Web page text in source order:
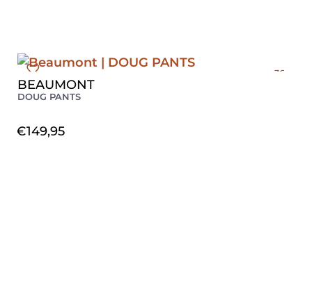
BEAUMONT
DOUG PANTS
€149,95
36